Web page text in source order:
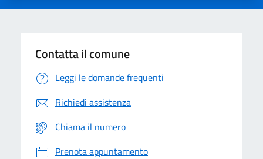
Contatta il comune
Leggi le domande frequenti
Richiedi assistenza
Chiama il numero
Prenota appuntamento